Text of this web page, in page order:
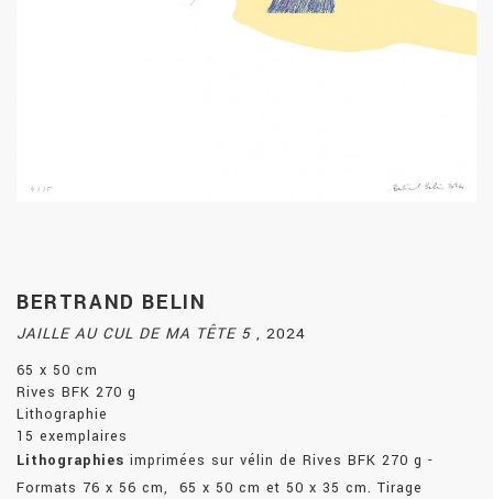
BERTRAND BELIN
JAILLE AU CUL DE MA TÊTE 5 , 2024
65 x 50 cm
Rives BFK 270 g
Lithographie
15 exemplaires
Lithographies imprimées sur vélin de Rives BFK 270 g -
Formats 76 x 56 cm, 65 x 50 cm et 50 x 35 cm. Tirage